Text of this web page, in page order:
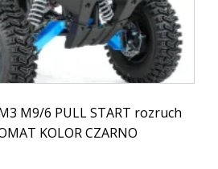
M9/6 PULL START rozruch
KOLOR CZARNO